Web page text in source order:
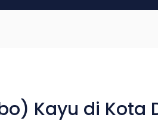
Kayu di Kota